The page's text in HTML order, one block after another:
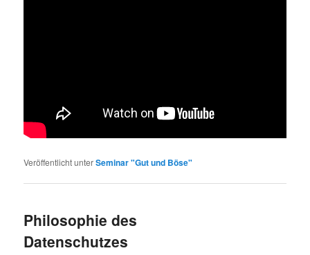
Veröffentlicht unterSeminar "Gut und Böse"
Philosophie des
Datenschutzes